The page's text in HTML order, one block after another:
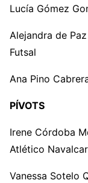
Lucía Gómez
Alejandra de
Futsal
Ana Pino
PÍVOTS
Irene Córdoba
Atlético
Vanessa Sotelo